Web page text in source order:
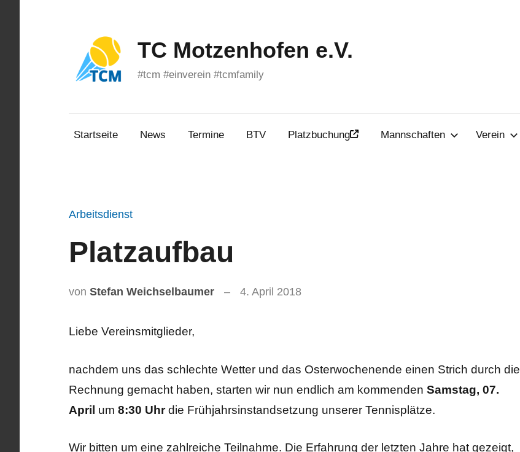
TC Motzenhofen e.V.
#tcm #einverein #tcmfamily
Startseite News Termine BTV Platzbuchung Mannschaften Verein
Arbeitsdienst
Platzaufbau
von Stefan Weichselbaumer 4. April 2018
Liebe Vereinsmitglieder,
nachdem uns das schlechte Wetter und das Osterwochenende einen Strich durch die
Rechnung gemacht haben, starten wir nun endlich am kommenden Samstag, 07.
April um 8:30 Uhrdie Frühjahrsinstandsetzung unserer Tennisplätze.
Wir bitten um eine zahlreiche Teilnahme. Die Erfahrung der letzten Jahre hat gezeigt,